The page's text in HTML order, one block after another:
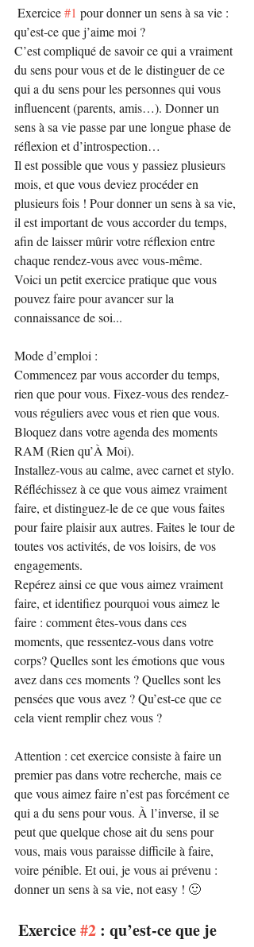
Exercice #1 pour donner un sens à sa vie :
qu’est-ce que j’aime moi ?
C’est compliqué de savoir ce qui a vraiment
du sens pour vous et de le distinguer de ce
qui a du sens pour les personnes qui vous
influencent (parents, amis…). Donner un
sens à sa vie passe par une longue phase de
réflexion et d’introspection…
Il est possible que vous y passiez plusieurs
mois, et que vous deviez procéder en
plusieurs fois ! Pour donner un sens à sa vie,
il est important de vous accorder du temps,
afin de laisser mûrir votre réflexion entre
chaque rendez-vous avec vous-même.
Voici un petit exercice pratique que vous
pouvez faire pour avancer sur la
connaissance de soi...
Mode d’emploi :
Commencez par vous accorder du temps,
rien que pour vous. Fixez-vous des rendez-
vous réguliers avec vous et rien que vous.
Bloquez dans votre agenda des moments
RAM (Rien qu’À Moi).
Installez-vous au calme, avec carnet et stylo.
Réfléchissez à ce que vous aimez vraiment
faire, et distinguez-le de ce que vous faites
pour faire plaisir aux autres. Faites le tour de
toutes vos activités, de vos loisirs, de vos
engagements.
Repérez ainsi ce que vous aimez vraiment
faire, et identifiez pourquoi vous aimez le
faire : comment êtes-vous dans ces
moments, que ressentez-vous dans votre
corps? Quelles sont les émotions que vous
avez dans ces moments ? Quelles sont les
pensées que vous avez ? Qu’est-ce que ce
cela vient remplir chez vous ?
Attention : cet exercice consiste à faire un
premier pas dans votre recherche, mais ce
que vous aimez faire n’est pas forcément ce
qui a du sens pour vous. À l’inverse, il se
peut que quelque chose ait du sens pour
vous, mais vous paraisse difficile à faire,
voire pénible. Et oui, je vous ai prévenu :
donner un sens à sa vie, not easy ! 🙂
Exercice #2 : qu’est-ce que je